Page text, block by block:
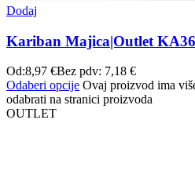
Dodaj
Kariban Majica|Outlet
Od:8,97 €Bez pdv: 7,18 €
Odaberi opcije Ovaj proizvod ima
odabrati na stranici proizvoda
OUTLET